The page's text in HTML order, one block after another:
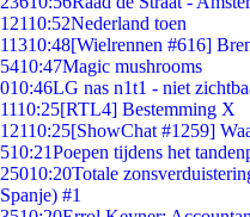
12110:52Nederland toen
11310:48[Wielrennen #616]
5410:47Magic mushrooms
010:46LG nas n1t1 - niet
1110:25[RTL4] Bestemming X
12110:25[ShowChat #1259]
510:21Poepen tijdens het
25010:20Totale
Spanje) #1